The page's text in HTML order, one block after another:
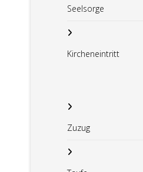
Seelsorge
Kircheneintritt
Zuzug